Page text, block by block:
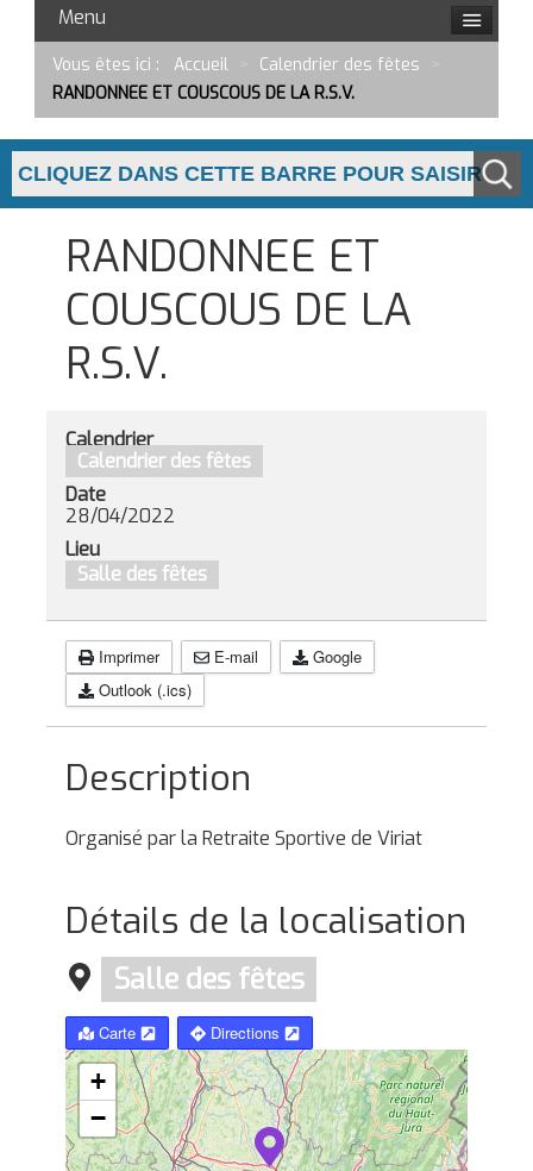
Menu
Vous êtes ici : Accueil Calendrier des fêtes
RANDONNEE ET COUSCOUS DE LA R.S.V.
RANDONNEE ET
COUSCOUS DE LA
R.S.V.
Calendrier
Calendrier des fêtes
Date
28/04/2022
Lieu
Salle des fêtes
Imprimer E-mail
Google
Outlook (.ics)
Description
Organisé par la Retraite Sportive de Viriat
Détails de la localisation
Salle des fêtes
Carte Directions
+
−